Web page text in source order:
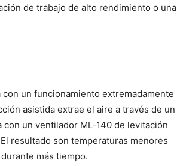
de trabajo de alto rendimiento o una
con un funcionamiento extremadamente
asistida extrae el aire a través de un
un ventilador ML-140 de levitación
resultado son temperaturas menores
más tiempo.